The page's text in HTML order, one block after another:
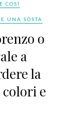
COSÌ
UNA SOSTA
o
a
la
e